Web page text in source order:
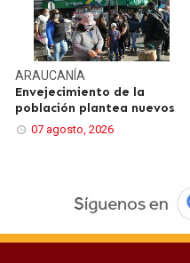
ARAUCANÍA
Envejecimiento de la
población plantea nuevos
07 agosto, 2026